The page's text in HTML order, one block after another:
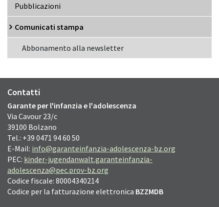
Pubblicazioni
Comunicati stampa
Abbonamento alla newsletter
Contatti
Garante per l'infanzia e l'adolescenza
Via Cavour 23/c
39100 Bolzano
Tel.: +39 0471 94 60 50
E-Mail: info@garanteinfanzia-adolescenza-bz.org
PEC: kinder-jugendanwalt.garanteinfanzia-
adolescenza@pec.prov-bz.org
Codice fiscale: 80004340214
Codice per la fatturazione elettronica BZZMDB